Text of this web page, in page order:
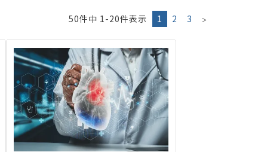
50件中 1-20件表示 1 2 3